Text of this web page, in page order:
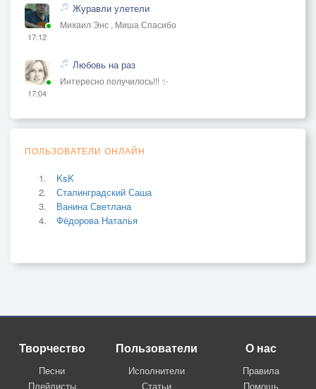
17:12
Журавли улетели
Михаил Энс , Миша Спасибо
17:04
Любовь на раз
Интересно получилось!!! ✨
ПОЛЬЗОВАТЕЛИ ОНЛАЙН
KsK
Сталинградский Саша
Ванина Светлана
Фёдорова Наталья
Творчество
Песни
Плейлисты
Пользователи
Исполнители
Статьи
О нас
Правила
Помощь